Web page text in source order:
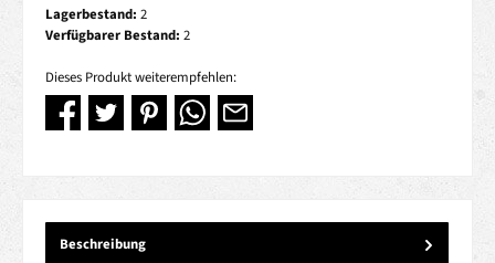
Lagerbestand: 2
Verfügbarer Bestand: 2
Dieses Produkt weiterempfehlen:
Beschreibung